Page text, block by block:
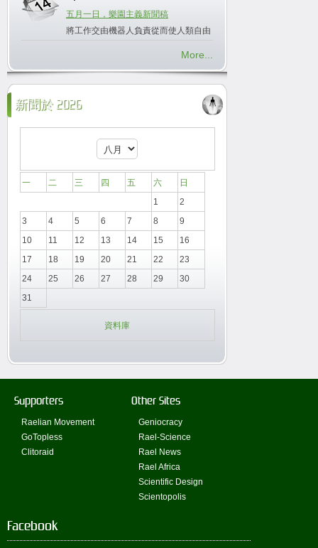
五月一日，樂園主義新聞稿
將工作交由機器人負責從而使人類自由
More...
新聞於 2026
一 二 三 四 五 六
日
1
2
3
4 5 6 7 8
9
10
11 12 13 14 15
16
17
18 19 20 21 22
23
24
25 26 27 28 29
30
31
資料庫
Supporters
Raelian Movement
GoTopless
Clitoraid
Other Sites
Geniocracy
Rael-Science
Rael News
Rael Africa
Scientific Design
Scientopolis
Facebook